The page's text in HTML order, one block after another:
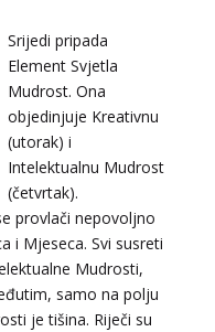
Srijedi pripada
Element Svjetla
Mudrost. Ona
objedinjuje Kreativnu
(utorak) i
Intelektualnu Mudrost
(četvrtak).
provlači nepovoljno
i Mjeseca. Svi susreti
Mudrosti,
samo na polju
je tišina. Riječi su